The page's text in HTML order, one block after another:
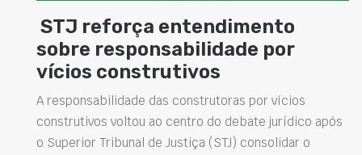
STJ reforça entendimento
sobre responsabilidade por
vícios construtivos
A responsabilidade das construtoras por vícios
construtivos voltou ao centro do debate jurídico após
o Superior Tribunal de Justiça (STJ) consolidar o